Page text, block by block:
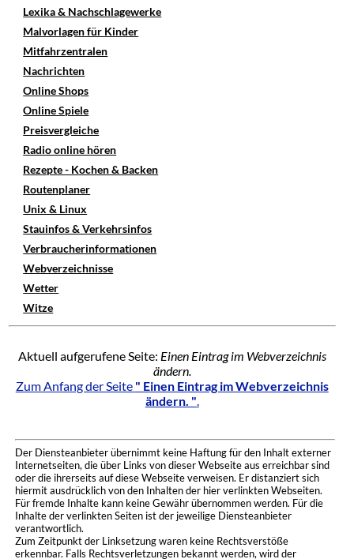
Lexika & Nachschlagewerke
Malvorlagen für Kinder
Mitfahrzentralen
Nachrichten
Online Shops
Online Spiele
Preisvergleiche
Radio online hören
Rezepte - Kochen & Backen
Routenplaner
Unix & Linux
Stauinfos & Verkehrsinfos
Verbraucherinformationen
Webverzeichnisse
Wetter
Witze
Aktuell aufgerufene Seite: Einen Eintrag im Webverzeichnis
ändern.
Zum Anfang der Seite " Einen Eintrag im Webverzeichnis
ändern. ".
Der Diensteanbieter übernimmt keine Haftung für den Inhalt externer
Internetseiten, die über Links von dieser Webseite aus erreichbar sind
oder die ihrerseits auf diese Webseite verweisen. Er distanziert sich
hiermit ausdrücklich von den Inhalten der hier verlinkten Webseiten.
Für fremde Inhalte kann keine Gewähr übernommen werden. Für die
Inhalte der verlinkten Seiten ist der jeweilige Diensteanbieter
verantwortlich.
Zum Zeitpunkt der Linksetzung waren keine Rechtsverstöße
erkennbar. Falls Rechtsverletzungen bekannt werden, wird der